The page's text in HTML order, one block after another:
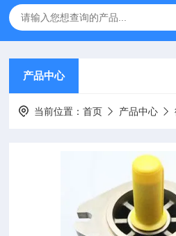
产品中心
当前位置：首页 产品中心